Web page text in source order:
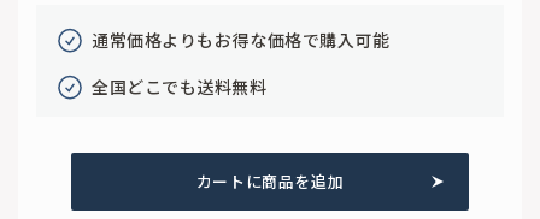
通常価格よりもお得な価格で購入可能
全国どこでも送料無料
カートに商品を追加